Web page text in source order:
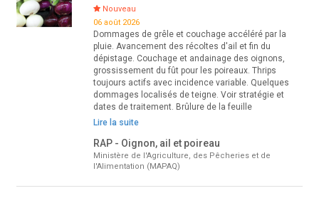
Nouveau
06 août 2026
Dommages de grêle et couchage accéléré par la
pluie. Avancement des récoltes d'ail et fin du
dépistage. Couchage et andainage des oignons,
grossissement du fût pour les poireaux. Thrips
toujours actifs avec incidence variable. Quelques
dommages localisés de teigne. Voir stratégie et
dates de traitement. Brûlure de la feuille
Lire la suite
RAP - Oignon, ail et poireau
Ministère de l'Agriculture, des Pêcheries et de
l'Alimentation (MAPAQ)